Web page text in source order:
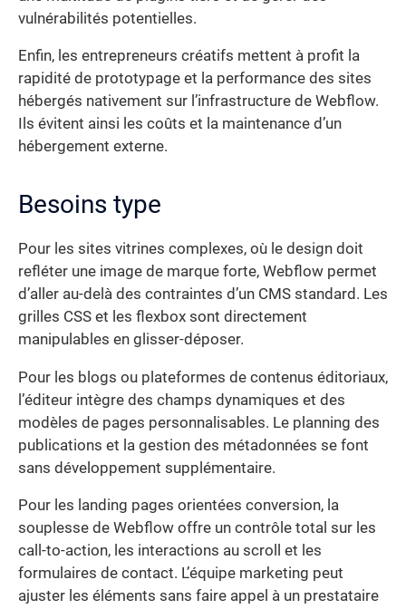
vulnérabilités potentielles.
Enfin, les entrepreneurs créatifs mettent à profit la
rapidité de prototypage et la performance des sites
hébergés nativement sur l’infrastructure de Webflow.
Ils évitent ainsi les coûts et la maintenance d’un
hébergement externe.
Besoins type
Pour les sites vitrines complexes, où le design doit
refléter une image de marque forte, Webflow permet
d’aller au-delà des contraintes d’un CMS standard. Les
grilles CSS et les flexbox sont directement
manipulables en glisser-déposer.
Pour les blogs ou plateformes de contenus éditoriaux,
l’éditeur intègre des champs dynamiques et des
modèles de pages personnalisables. Le planning des
publications et la gestion des métadonnées se font
sans développement supplémentaire.
Pour les landing pages orientées conversion, la
souplesse de Webflow offre un contrôle total sur les
call-to-action, les interactions au scroll et les
formulaires de contact. L’équipe marketing peut
ajuster les éléments sans faire appel à un prestataire